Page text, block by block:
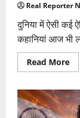
Real Reporter
दुनिया में ऐसी कई
कहानियां आज भी
Read More
के
5